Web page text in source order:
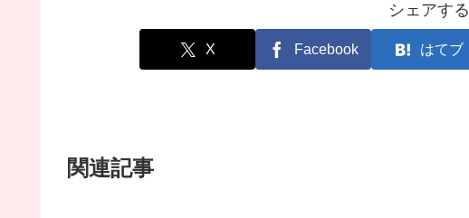
シェアする
X Facebook はてブ
関連記事